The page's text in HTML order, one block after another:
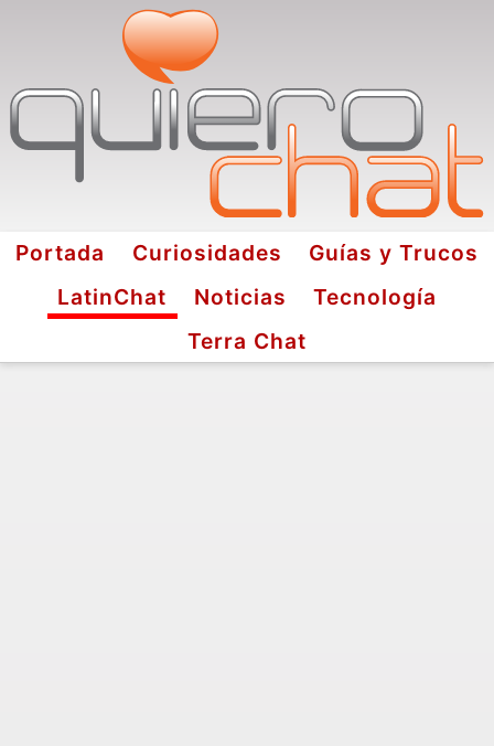
Portada Curiosidades
Guías y Trucos
LatinChat
Noticias
Tecnología
Terra Chat